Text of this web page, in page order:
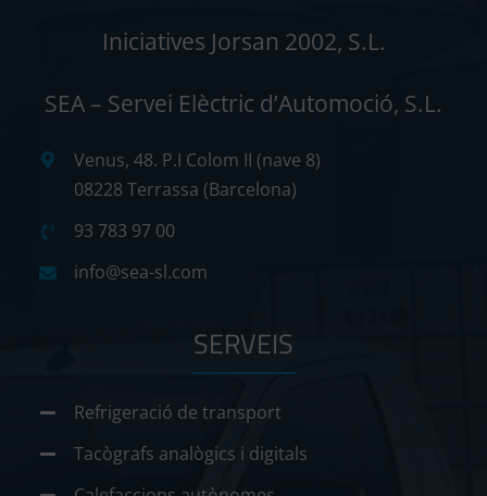
Iniciatives Jorsan 2002, S.L.
SEA – Servei Elèctric d’Automoció, S.L.
Venus, 48. P.I Colom II (nave 8)
08228 Terrassa (Barcelona)
93 783 97 00
info@sea-sl.com
SERVEIS
Refrigeració de transport
Tacògrafs analògics i digitals